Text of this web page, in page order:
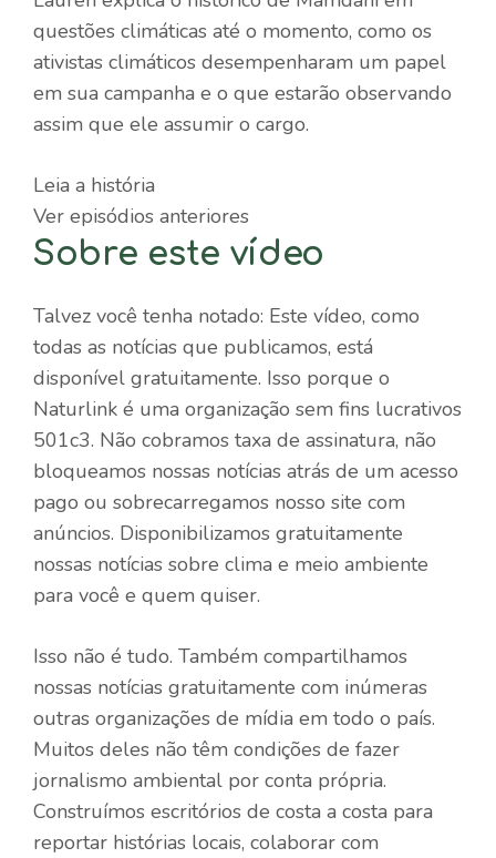
questões climáticas até o momento, como os
ativistas climáticos desempenharam um papel
em sua campanha e o que estarão observando
assim que ele assumir o cargo.
Leia a história
Ver episódios anteriores
Sobre este vídeo
Talvez você tenha notado: Este vídeo, como
todas as notícias que publicamos, está
disponível gratuitamente. Isso porque o
Naturlink é uma organização sem fins lucrativos
501c3. Não cobramos taxa de assinatura, não
bloqueamos nossas notícias atrás de um acesso
pago ou sobrecarregamos nosso site com
anúncios. Disponibilizamos gratuitamente
nossas notícias sobre clima e meio ambiente
para você e quem quiser.
Isso não é tudo. Também compartilhamos
nossas notícias gratuitamente com inúmeras
outras organizações de mídia em todo o país.
Muitos deles não têm condições de fazer
jornalismo ambiental por conta própria.
Construímos escritórios de costa a costa para
reportar histórias locais, colaborar com